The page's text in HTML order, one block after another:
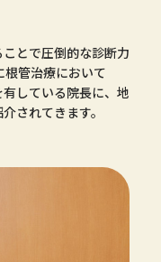
とで圧倒的な診断力
根管治療において
している院長に、地
されてきます。